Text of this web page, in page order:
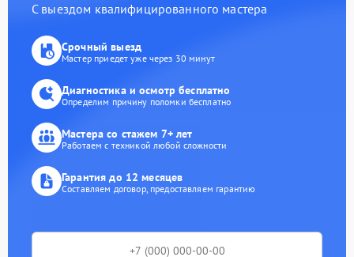
С выездом квалифицированного мастера
Срочный выезд
Мастер приедет уже через 30 минут
Диагностика и осмотр бесплатно
Определим причину поломки бесплатно
Мастера со стажем 7+ лет
Работаем с техникой любой сложности
Гарантия до 12 месяцев
Составляем договор, предоставляем гарантию